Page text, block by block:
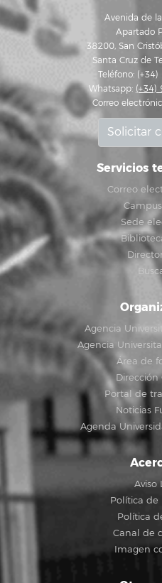
Avenida de
Apartado
38200, San
Santa Cruz de
Teléfono:
Whatsapp: (+34)
Correo
Solicitar
Servicios
Correo
Sede
Agencia
Agencia
Área de
Dirección
Portal de
Noticias
Agenda
Aviso
Política de
Política
Canal de
Imagen